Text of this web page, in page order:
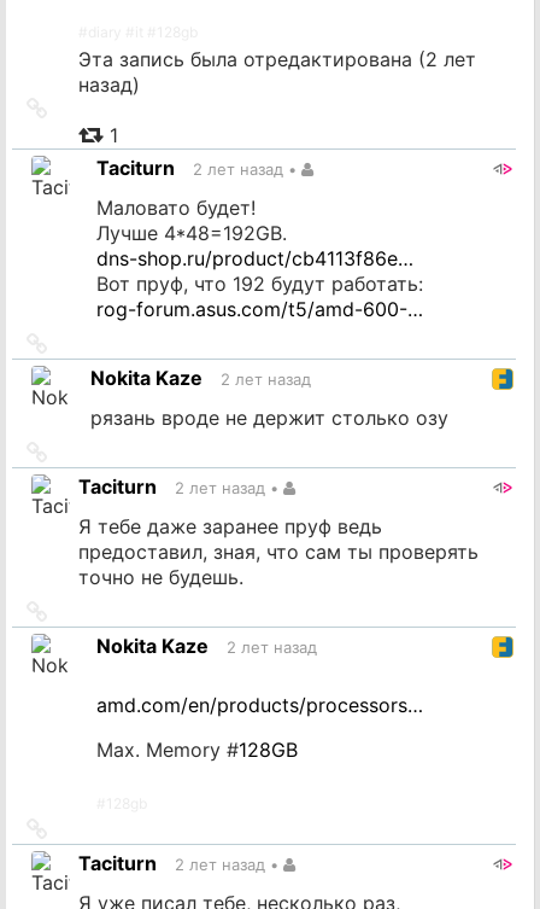
Эта запись была отредактирована (2 лет
назад)
источник
1
Taciturn
2 лет назад •
Маловато будет!
Лучше 4*48=192GB.
dns-shop.ru/product/cb4113f86e…
Вот пруф, что 192 будут работать:
rog-forum.asus.com/t5/amd-600-…
на
источникNokita Kaze 2 лет назад
рязань вроде не держит столько озу
на
источник
Taciturn 2 лет назад •
Я тебе даже заранее пруф ведь
предоставил, зная, что сам ты проверять
точно не будешь.
на
источникNokita Kaze 2 лет назад
amd.com/en/products/processors…
Max. Memory #128GB
на
источник
Taciturn 2 лет назад •
Я уже писал тебе, несколько раз,